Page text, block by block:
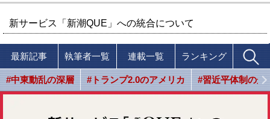
新サービス「新潮QUE」への統合について
最新記事 執筆者一覧 連載一覧 ランキング
#中東動乱の深層 #トランプ2.0のアメリカ #習近平体制の光